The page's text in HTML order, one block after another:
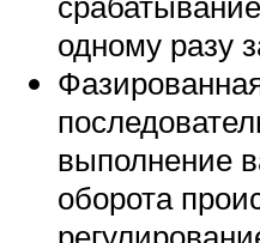
одному разу
выполнение
оборота